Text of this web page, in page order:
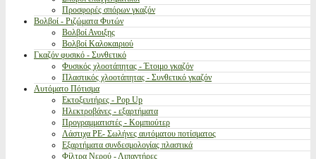
Προσφορές σπόρων γκαζόν
Βολβοί - Ριζώματα Φυτών
Βολβοί Ανοιξης
Βολβοί Καλοκαιριού
Γκαζόν φυσικό - Συνθετικό
Φυσικός χλοοτάπητας - Έτοιμο γκαζόν
Πλαστικός χλοοτάπητας - Συνθετικό γκαζόν
Αυτόματο Πότισμα
Εκτοξευτήρες - Pop Up
Ηλεκτροβάνες - εξαρτήματα
Προγραμματιστές - Κομπιούτερ
Λάστιχα PE- Σωλήνες αυτόματου ποτίσματος
Εξαρτήματα συνδεσμολογίας πλαστικά
Φίλτρα Νερού - Λιπαντήρες